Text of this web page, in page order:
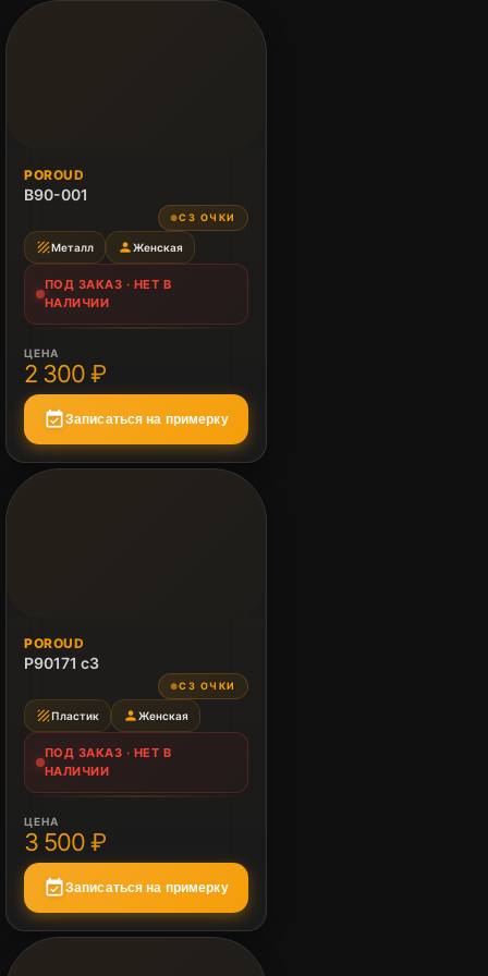
ПОД ЗАКАЗ
Нет в наличии
POROUD
B90-001
●СЗ ОЧКИ
textureМеталл personЖенская
ПОД ЗАКАЗ · НЕТ В
НАЛИЧИИ
ЦЕНА
2 300 ₽
event_availableЗаписаться на примерку
ПОД ЗАКАЗ
Нет в наличии
POROUD
P90171 c3
●СЗ ОЧКИ
textureПластик personЖенская
ПОД ЗАКАЗ · НЕТ В
НАЛИЧИИ
ЦЕНА
3 500 ₽
event_availableЗаписаться на примерку